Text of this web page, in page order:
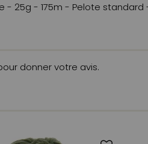
25g - 175m - Pelote
donner votre avis.